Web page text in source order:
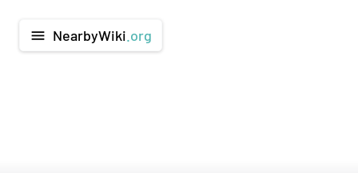
menu NearbyWiki .org